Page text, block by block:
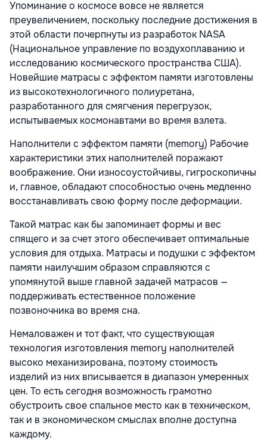
Упоминание о космосе вовсе не является
преувеличением, поскольку последние достижения в
этой области почерпнуты из разработок NASA
(Национальное управление по воздухоплаванию и
исследованию космического пространства США).
Новейшие матрасы с эффектом памяти изготовлены
из высокотехнологичного полиуретана,
разработанного для смягчения перегрузок,
испытываемых космонавтами во время взлета.
Наполнители с эффектом памяти (memory) Рабочие
характеристики этих наполнителей поражают
воображение. Они износоустойчивы, гигроскопичны
и, главное, обладают способностью очень медленно
восстанавливать свою форму после деформации.
Такой матрас как бы запоминает формы и вес
спящего и за счет этого обеспечивает оптимальные
условия для отдыха. Матрасы и подушки с эффектом
памяти наилучшим образом справляются с
упомянутой выше главной задачей матрасов —
поддерживать естественное положение
позвоночника во время сна.
Немаловажен и тот факт, что существующая
технология изготовления memory наполнителей
высоко механизирована, поэтому стоимость
изделий из них вписывается в диапазон умеренных
цен. То есть сегодня возможность грамотно
обустроить свое спальное место как в техническом,
так и в экономическом смыслах вполне доступна
каждому.